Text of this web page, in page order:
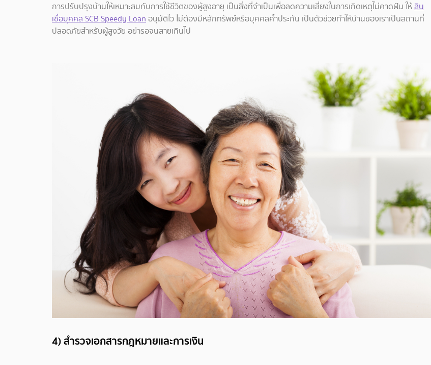
การปรับปรุงบ้านให้เหมาะสมกับการใช้ชีวิตของผู้สูงอายุ เป็นสิ่งที่จำเป็นเพื่อลดความเสี่ยงในการเกิดเหตุไม่คาดฝัน ให้สิน
เชื่อบุคคล SCB Speedy Loan อนุมัติไว ไม่ต้องมีหลักทรัพย์หรือบุคคลค้ำประกัน เป็นตัวช่วยทำให้บ้านของเราเป็นสถานที่
ปลอดภัยสำหรับผู้สูงวัย อย่ารอจนสายเกินไป
4) สำรวจเอกสารกฎหมายและการเงิน